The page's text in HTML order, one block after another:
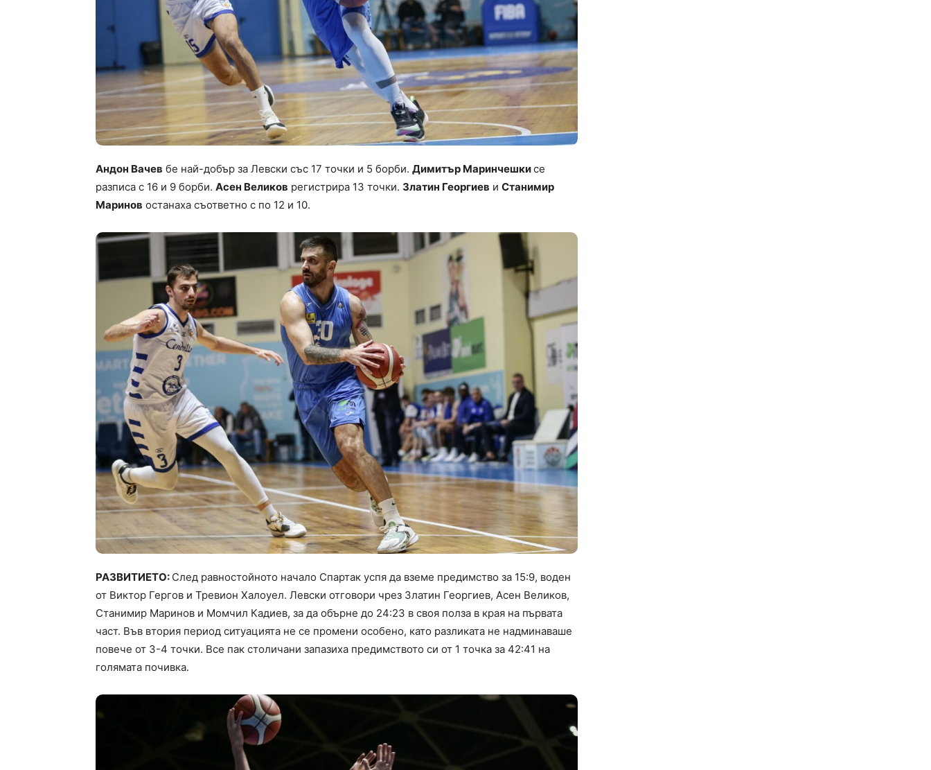
Андон Вачев бе най-добър за Левски със 17 точки и 5 борби. Димитър Маринчешкисе
разписа с 16 и 9 борби. Асен Великов регистрира 13 точки. Златин Георгиев и Станимир
Маринов останаха съответно с по 12 и 10.
РАЗВИТИЕТО: След равностойното начало Спартак успя да вземе предимство за 15:9, воден
от Виктор Гергов и Тревион Халоуел. Левски отговори чрез Златин Георгиев, Асен Великов,
Станимир Маринов и Момчил Кадиев, за да обърне до 24:23 в своя полза в края на първата
част. Във втория период ситуацията не се промени особено, като разликата не надминаваше
повече от 3-4 точки. Все пак столичани запазиха предимството си от 1 точка за 42:41 на
голямата почивка.